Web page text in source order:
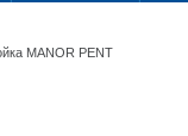
MANOR PENT